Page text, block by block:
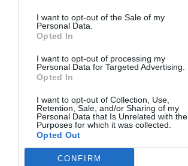
I want to opt-out of the Sale of my
Personal Data.
Opted In
I want to opt-out of processing my
Personal Data for Targeted Advertising.
Opted In
I want to opt-out of Collection, Use,
Retention, Sale, and/or Sharing of my
Personal Data that Is Unrelated with the
Purposes for which it was collected.
Opted Out
CONFIRM